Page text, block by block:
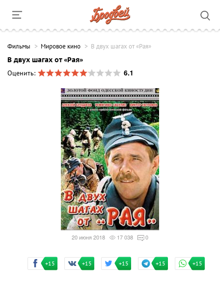
Фильмы Мировое кино В двух шагах от «Рая»
В двух шагах от «Рая»
Оценить:
6.1
20 июня 2018 17 038 0
+15 +15 +15 +15 +15